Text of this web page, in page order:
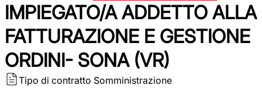
IMPIEGATO/A ADDETTO ALLA
FATTURAZIONE E GESTIONE
ORDINI- SONA (VR)
Tipo di contratto Somministrazione